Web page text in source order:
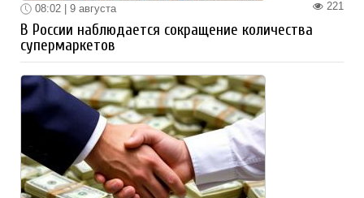
221
08:02 | 9 августа
В России наблюдается сокращение количества
супермаркетов